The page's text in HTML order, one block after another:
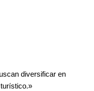
diversificar en